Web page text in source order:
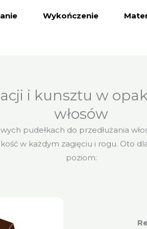
Wykończenie
i kunsztu w
włosów
pudełkach do przedłużania
w każdym zagięciu i rogu. Oto
poziom: